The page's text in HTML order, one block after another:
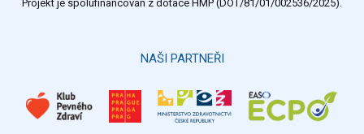
Projekt je spolufinancován z dotace HMP (DOT/81/01/002536/2025).
NAŠI PARTNEŘI